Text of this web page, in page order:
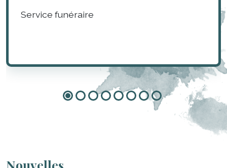
Service funéraire